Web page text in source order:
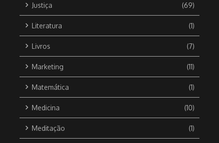
Justiça (69)
Literatura (1)
Livros (7)
Marketing (11)
Matemática (1)
Medicina (10)
Meditação (1)